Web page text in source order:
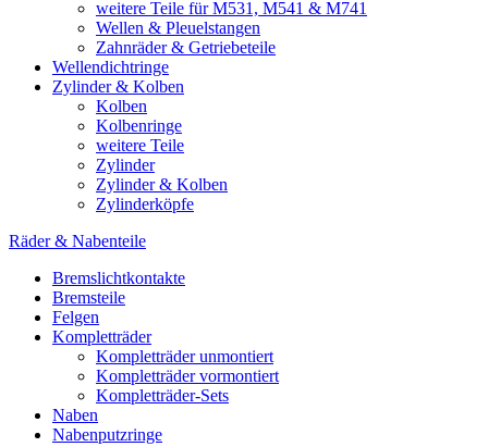
weitere Teile für M531, M541 & M741
Wellen & Pleuelstangen
Zahnräder & Getriebeteile
Wellendichtringe
Zylinder & Kolben
Kolben
Kolbenringe
weitere Teile
Zylinder
Zylinder & Kolben
Zylinderköpfe
Räder & Nabenteile
Bremslichtkontakte
Bremsteile
Felgen
Kompletträder
Kompletträder unmontiert
Kompletträder vormontiert
Kompletträder-Sets
Naben
Nabenputzringe